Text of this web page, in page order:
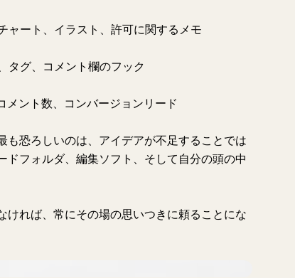
ャート、イラスト、許可に関するメモ
タグ、コメント欄のフック
メント数、コンバージョンリード
も恐ろしいのは、アイデアが不足することでは
フォルダ、編集ソフト、そして自分の頭の中
れば、常にその場の思いつきに頼ることにな